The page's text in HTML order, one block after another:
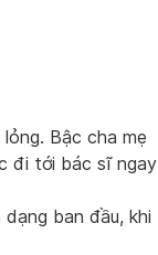
Bậc cha mẹ
đi tới bác sĩ ngay
ban đầu, khi